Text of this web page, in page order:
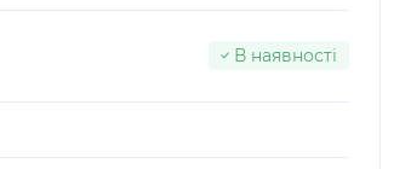
В наявності